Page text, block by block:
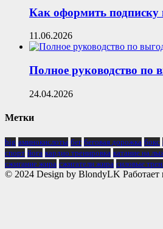
Как оформить подписку
11.06.2026
Полное руководство по
24.04.2026
Метки
big аминокислоты бег беговая дорожка бокс
спорт йога кардио тренировка катание на
сжигание жира сжигатели жира силовые
© 2024 Design by BlondyLK Работает